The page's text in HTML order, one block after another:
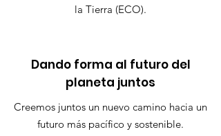
la Tierra (ECO).
Dando forma al futuro del
planeta juntos
Creemos juntos un nuevo camino hacia un
futuro más pacífico y sostenible.